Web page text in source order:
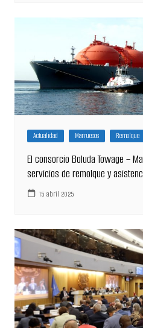
Actualidad Marruecos Remolque
El consorcio Boluda Towage –
servicios de remolque y
15 abril 2025